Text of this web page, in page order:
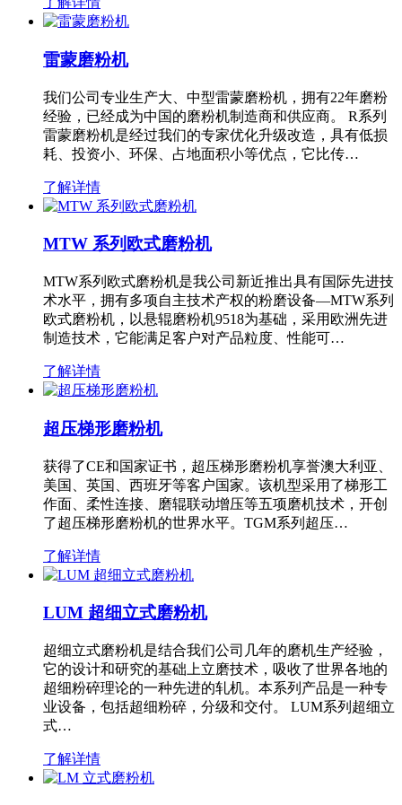
雷蒙磨粉机
我们公司专业生产大、中型雷蒙磨粉机，拥有22年磨粉
经验，已经成为中国的磨粉机制造商和供应商。 R系列
雷蒙磨粉机是经过我们的专家优化升级改造，具有低损
耗、投资小、环保、占地面积小等优点，它比传…
了解详情
MTW 系列欧式磨粉机
MTW系列欧式磨粉机是我公司新近推出具有国际先进技
术水平，拥有多项自主技术产权的粉磨设备—MTW系列
欧式磨粉机，以悬辊磨粉机9518为基础，采用欧洲先进
制造技术，它能满足客户对产品粒度、性能可…
了解详情
超压梯形磨粉机
获得了CE和国家证书，超压梯形磨粉机享誉澳大利亚、
美国、英国、西班牙等客户国家。该机型采用了梯形工
作面、柔性连接、磨辊联动增压等五项磨机技术，开创
了超压梯形磨粉机的世界水平。TGM系列超压…
了解详情
LUM 超细立式磨粉机
超细立式磨粉机是结合我们公司几年的磨机生产经验，
它的设计和研究的基础上立磨技术，吸收了世界各地的
超细粉碎理论的一种先进的轧机。本系列产品是一种专
业设备，包括超细粉碎，分级和交付。 LUM系列超细立
式…
了解详情